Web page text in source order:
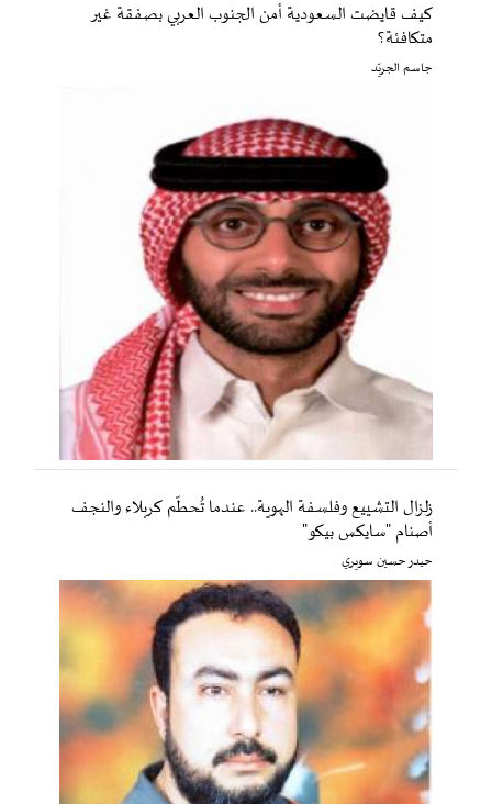
كيف قايضت السعودية أمن الجنوب العربي بصفقة غير
متكافئة؟
جاسم الجريّد
زلزال التشييع وفلسفة الهوية.. عندما تُحطّم كربلاء والنجف
أصنام "سايكس بيكو"
حيدر حسين سويري